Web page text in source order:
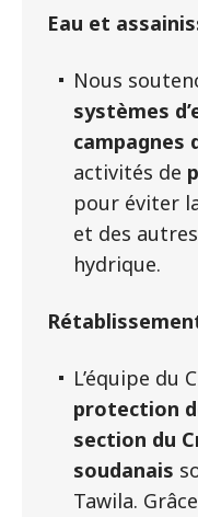
Eau et
Nous
systèmes
campagnes
activités de
pour éviter
et des
hydrique.
L’équipe du
protection
section du
soudanais
Tawila.